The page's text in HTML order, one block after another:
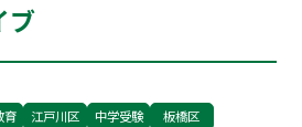
、ぎこちない笑顔(^_
＝から⇒ 気持ちが、きっ
ブ
育 江戸川区 中学受験
板橋区